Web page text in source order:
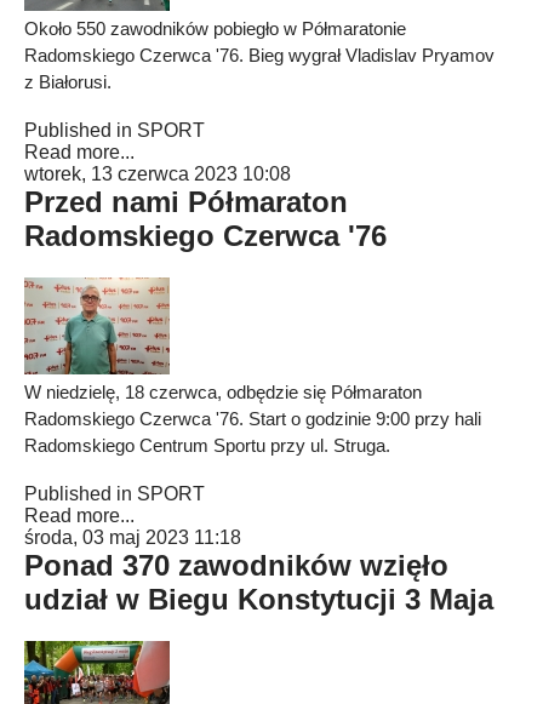
Około 550 zawodników pobiegło w Półmaratonie
Radomskiego Czerwca '76. Bieg wygrał Vladislav Pryamov
z Białorusi.
Published in SPORT
Read more...
wtorek, 13 czerwca 2023 10:08
Przed nami Półmaraton
Radomskiego Czerwca '76
W niedzielę, 18 czerwca, odbędzie się Półmaraton
Radomskiego Czerwca '76. Start o godzinie 9:00 przy hali
Radomskiego Centrum Sportu przy ul. Struga.
Published in SPORT
Read more...
środa, 03 maj 2023 11:18
Ponad 370 zawodników wzięło
udział w Biegu Konstytucji 3 Maja